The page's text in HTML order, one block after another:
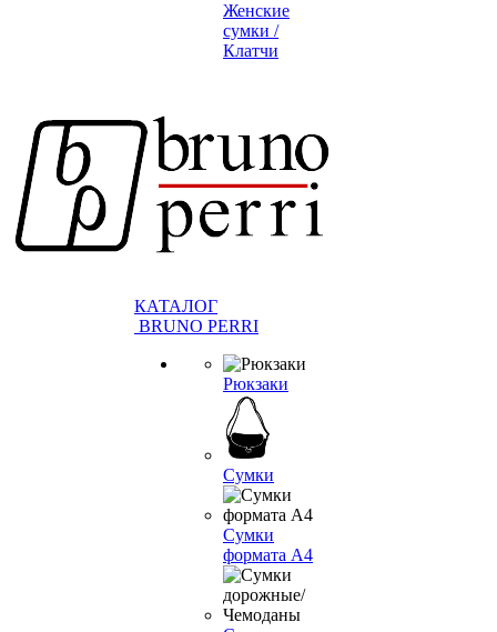
Женские
сумки /
Клатчи
КАТАЛОГ
BRUNO PERRI
Рюкзаки
Сумки
Сумки
формата А4